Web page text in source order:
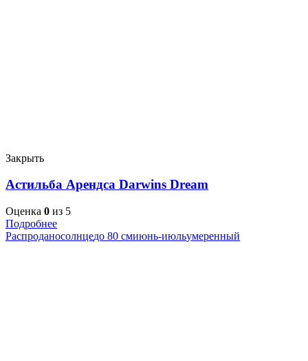
Закрыть
Астильба Арендса Darwins Dream
Оценка 0 из 5
Подробнее
Распроданосолнцедо 80 смиюнь-июльумеренный